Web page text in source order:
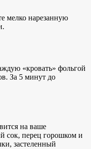
мелко нарезанную
«кровать» фольгой
За 5 минут до
на ваше
сок, перец горошком и
застеленный